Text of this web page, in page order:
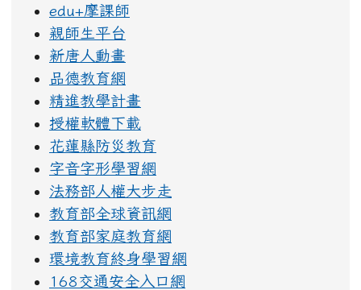
edu+摩課師
親師生平台
新唐人動畫
品德教育網
精進教學計畫
授權軟體下載
花蓮縣防災教育
字音字形學習網
法務部人權大步走
教育部全球資訊網
教育部家庭教育網
環境教育終身學習網
168交通安全入口網